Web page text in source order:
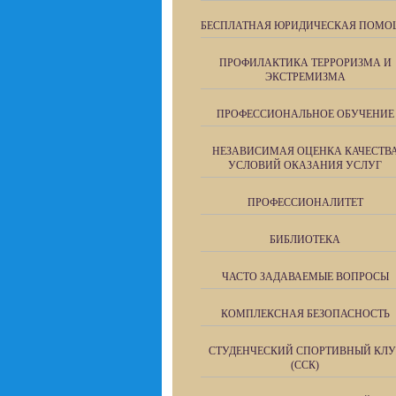
БЕСПЛАТНАЯ ЮРИДИЧЕСКАЯ
ПРОФИЛАКТИКА ТЕРРОРИЗМА И
ЭКСТРЕМИЗМА
ПРОФЕССИОНАЛЬНОЕ ОБУЧЕНИЕ
НЕЗАВИСИМАЯ ОЦЕНКА
УСЛОВИЙ ОКАЗАНИЯ УСЛУГ
ПРОФЕССИОНАЛИТЕТ
БИБЛИОТЕКА
ЧАСТО ЗАДАВАЕМЫЕ ВОПРОСЫ
КОМПЛЕКСНАЯ БЕЗОПАСНОСТЬ
СТУДЕНЧЕСКИЙ СПОРТИВНЫЙ
(ССК)